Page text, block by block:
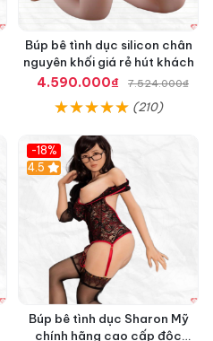
Búp bê tình dục silicon chân
nguyên khối giá rẻ hút khách
4.590.000₫
7.524.000₫
(210)
-18%
Hot
4.5
Búp bê tình dục Sharon Mỹ
chính hãng cao cấp độc